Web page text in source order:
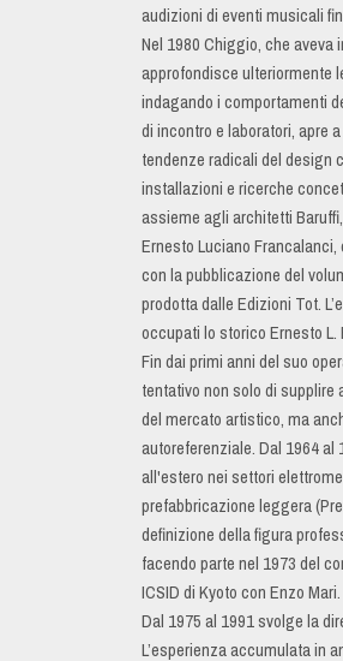
audizioni di eventi musicali
Nel 1980 Chiggio, che
approfondisce ulteriormente
indagando i comportamenti
di incontro e laboratori, apre
tendenze radicali del design
installazioni e ricerche
assieme agli architetti
Ernesto Luciano
con la pubblicazione del
prodotta dalle Edizioni Tot.
occupati lo storico Ernesto L.
Fin dai primi anni del suo
tentativo non solo di supplire
del mercato artistico, ma
autoreferenziale. Dal 1964
all'estero nei settori
prefabbricazione leggera
definizione della figura
facendo parte nel 1973 del
ICSID di Kyoto con Enzo Mari.
Dal 1975 al 1991 svolge la
L’esperienza accumulata in